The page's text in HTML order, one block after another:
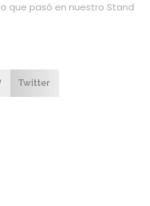
que pasó en nuestro Stand
Twitter